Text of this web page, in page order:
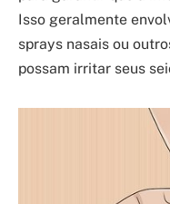
Isso geralmente
sprays nasais ou
possam irritar seus